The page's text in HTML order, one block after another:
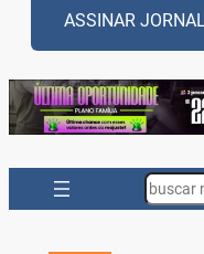
ASSINAR
Search